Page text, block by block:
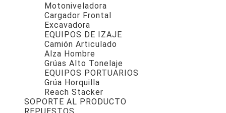
Motoniveladora
Cargador Frontal
Excavadora
EQUIPOS DE IZAJE
Camión Articulado
Alza Hombre
Grúas Alto Tonelaje
EQUIPOS PORTUARIOS
Grúa Horquilla
Reach Stacker
SOPORTE AL PRODUCTO